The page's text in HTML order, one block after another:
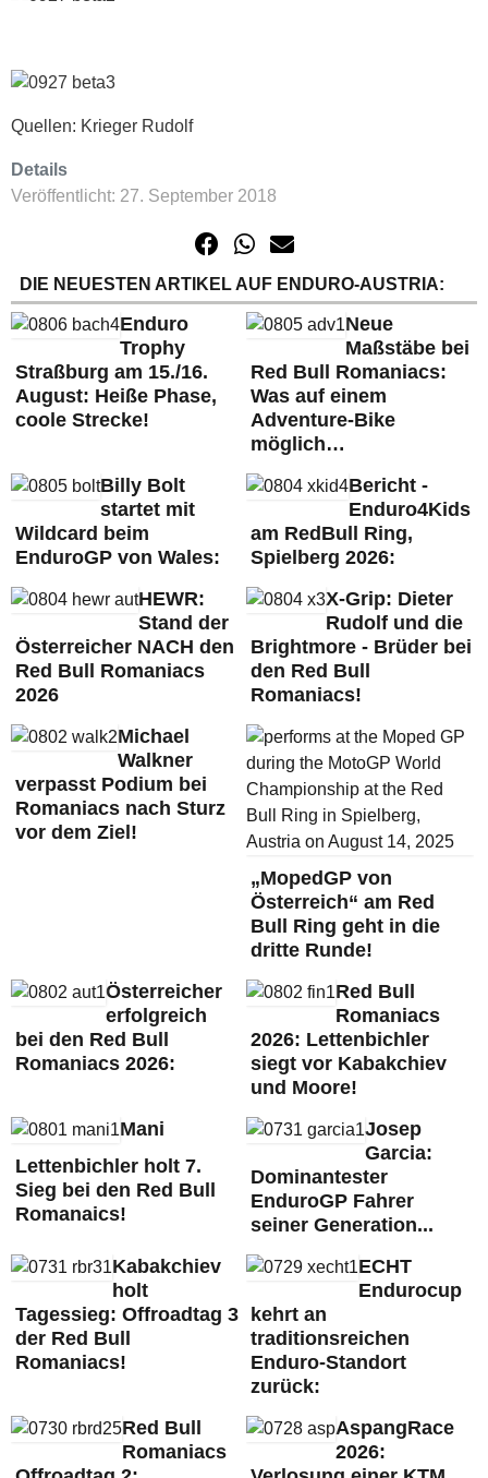
Quellen: Krieger Rudolf
Details
Veröffentlicht: 27. September 2018
DIE NEUESTEN ARTIKEL AUF ENDURO-AUSTRIA:
Enduro
Trophy
Straßburg am 15./16.
August: Heiße Phase,
coole Strecke!
Neue
Maßstäbe bei
Red Bull Romaniacs:
Was auf einem
Adventure-Bike
möglich…
Billy Bolt
startet mit
Wildcard beim
EnduroGP von Wales:
Bericht -
Enduro4Kids
am RedBull Ring,
Spielberg 2026:
HEWR:
Stand der
Österreicher NACH den
Red Bull Romaniacs
2026
X-Grip: Dieter
Rudolf und die
Brightmore - Brüder bei
den Red Bull
Romaniacs!
Michael
Walkner
verpasst Podium bei
Romaniacs nach Sturz
vor dem Ziel!
„MopedGP von
Österreich“ am Red
Bull Ring geht in die
dritte Runde!
Österreicher
erfolgreich
bei den Red Bull
Romaniacs 2026:
Red Bull
Romaniacs
2026: Lettenbichler
siegt vor Kabakchiev
und Moore!
Mani
Lettenbichler holt 7.
Sieg bei den Red Bull
Romanaics!
Josep
Garcia:
Dominantester
EnduroGP Fahrer
seiner Generation...
Kabakchiev
holt
Tagessieg: Offroadtag 3
der Red Bull
Romaniacs!
ECHT
Endurocup
kehrt an
traditionsreichen
Enduro-Standort
zurück:
Red Bull
Romaniacs
AspangRace
2026: